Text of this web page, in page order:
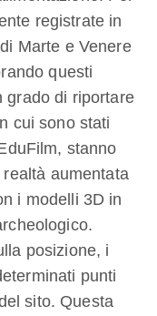
registrate in
Marte e Venere
questi
grado di riportare
cui sono stati
stanno
aumentata
i modelli 3D in
posizione, i
punti
sito. Questa